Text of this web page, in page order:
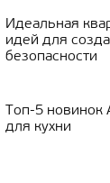
Идеальная
идей для
безопасности
Топ-5 новинок
для кухни